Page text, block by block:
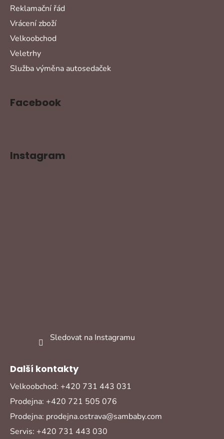
Reklamační řád
Vrácení zboží
Velkoobchod
Veletrhy
Služba výměna autosedaček
Facebook
Instagram
Sledovat na Instagramu
Další kontakty
Velkoobchod: +420 731 443 031
Prodejna: +420 721 505 076
Prodejna: prodejna.ostrava@sambaby.com
Servis: +420 731 443 030